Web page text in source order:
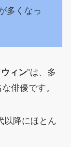
多くなっ
ィン”は、多
俳優です。
以降にほとん